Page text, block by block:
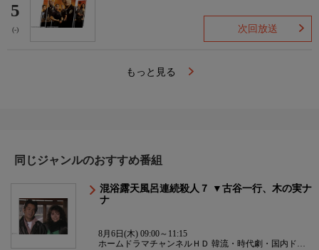
5
(-) 次回放送
もっと見る
同じジャンルのおすすめ番組
混浴露天風呂連続殺人７ ▼古谷一行、木の実ナ
ナ
8月6日(木) 09:00～11:15
ホームドラマチャンネルＨＤ 韓流・時代劇・国内ドラ